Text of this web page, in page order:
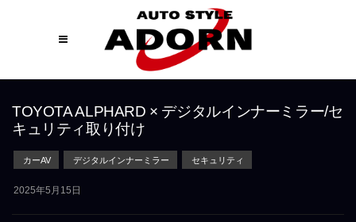
TOYOTA ALPHARD × デジタルインナーミラー/セ
キュリティ取り付け
カーAV デジタルインナーミラー セキュリティ
2025年5月15日